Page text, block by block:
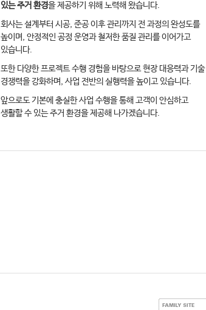
있는 주거 환경을 제공하기 위해 노력해 왔습니다.
회사는 설계부터 시공, 준공 이후 관리까지 전 과정의 완성도를
높이며, 안정적인 공정 운영과 철저한 품질 관리를 이어가고
있습니다.
또한 다양한 프로젝트 수행 경험을 바탕으로 현장 대응력과 기술
경쟁력을 강화하며, 사업 전반의 실행력을 높이고 있습니다.
앞으로도 기본에 충실한 사업 수행을 통해 고객이 안심하고
생활할 수 있는 주거 환경을 제공해 나가겠습니다.